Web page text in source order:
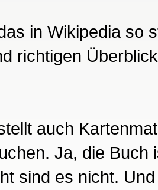
in Wikipedia so
richtigen
auch
Ja, die
sind es nicht.